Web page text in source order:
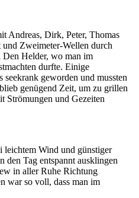
Andreas, Dirk, Peter, Thomas
Zweimeter-Wellen durch
Den Helder, wo man im
durfte. Einige
geworden und mussten
genügend Zeit, um zu grillen
Strömungen und Gezeiten
leichtem Wind und günstiger
den Tag entspannt ausklingen
in aller Ruhe Richtung
war so voll, dass man im